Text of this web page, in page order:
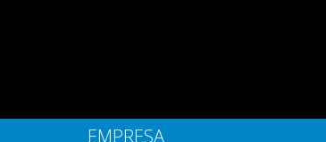
EMPRESA